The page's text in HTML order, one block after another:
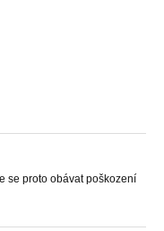
se proto obávat poškození